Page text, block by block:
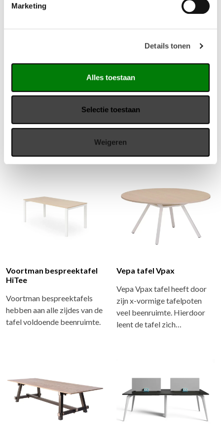
Marketing
Details tonen
Alles toestaan
Selectie toestaan
Weigeren
formaten van loungen tot
presenteren.
Versluis boomstamtafel
Scoreby 360
Robuuste boomstamtafel,
met een bladdikte van ruim 9
soort.
Voortman bespreektafel
HiTee
Voortman bespreektafels
hebben aan alle zijdes van de
tafel voldoende beenruimte.
Vepa tafel Vpax
Vepa Vpax tafel heeft door
zijn x-vormige tafelpoten
veel beenruimte. Hierdoor
leent de tafel zich…